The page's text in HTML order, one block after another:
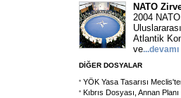
NATO
2004
Atlantik
ve...devamı
DİĞER DOSYALAR
YÖK Yasa Tasarısı
Kıbrıs Dosyası, Annan Planı